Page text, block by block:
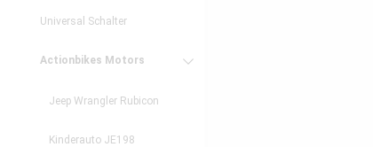
Universal Schalter
Actionbikes Motors
Jeep Wrangler Rubicon
Kinderauto JE198